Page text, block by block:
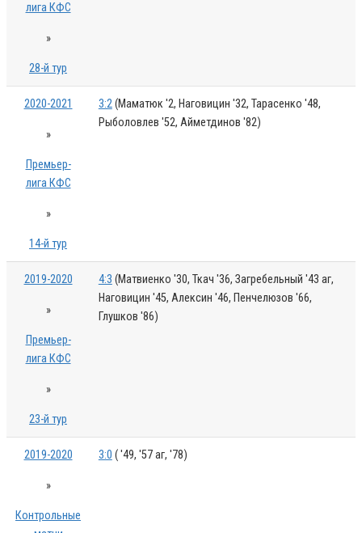
лига КФС
»
28-й тур
2020-2021
»
Премьер-
лига КФС
»
14-й тур
3:2(Маматюк '2, Наговицин '32, Тарасенко '48,
Рыболовлев '52, Айметдинов '82)
2019-2020
»
Премьер-
лига КФС
»
23-й тур
4:3 (Матвиенко '30, Ткач '36, Загребельный '43 аг,
Наговицин '45, Алексин '46, Пенчелюзов '66,
Глушков '86)
2019-2020
»
Контрольные
3:0 ( '49, '57 аг, '78)